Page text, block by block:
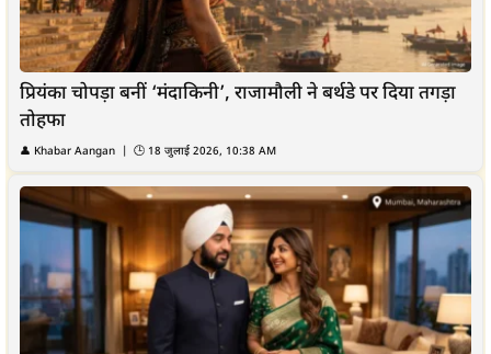
प्रियंका चोपड़ा बनीं ‘मंदाकिनी’, राजामौली ने बर्थडे पर दिया तगड़ा
तोहफा
👤 Khabar Aangan | 🕒 18 जुलाई 2026, 10:38 AM